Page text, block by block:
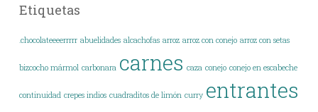
Etiquetas
.chocolateeeerrrrr abuelidades alcachofas arroz arroz con conejo arroz con setas
bizcocho mármol carbonara carnes caza conejo conejo en escabeche
continuidad crepes indios cuadraditos de limón curry entrantes